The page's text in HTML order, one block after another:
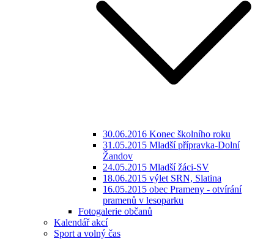
30.06.2016 Konec školního roku
31.05.2015 Mladší přípravka-Dolní
Žandov
24.05.2015 Mladší žáci-SV
18.06.2015 výlet SRN, Slatina
16.05.2015 obec Prameny - otvírání
pramenů v lesoparku
Fotogalerie občanů
Kalendář akcí
Sport a volný čas